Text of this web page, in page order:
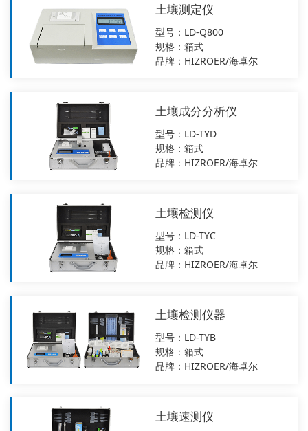
土壤测定仪
型号：LD-Q800
规格：箱式
品牌：HIZROER/海卓尔
土壤成分分析仪
型号：LD-TYD
规格：箱式
品牌：HIZROER/海卓尔
土壤检测仪
型号：LD-TYC
规格：箱式
品牌：HIZROER/海卓尔
土壤检测仪器
型号：LD-TYB
规格：箱式
品牌：HIZROER/海卓尔
土壤速测仪